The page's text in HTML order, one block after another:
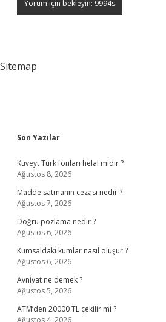
Sitemap
Sidebar
Son Yazılar
Kuveyt Türk fonları helal midir ?
Ağustos 8, 2026
Madde satmanın cezası nedir ?
Ağustos 7, 2026
Doğru pozlama nedir ?
Ağustos 6, 2026
Kumsaldaki kumlar nasıl oluşur ?
Ağustos 6, 2026
Avniyat ne demek ?
Ağustos 5, 2026
ATM’den 20000 TL çekilir mi ?
Ağustos 4, 2026